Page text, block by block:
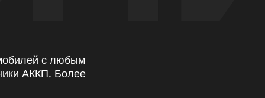
с любым
АККП. Более